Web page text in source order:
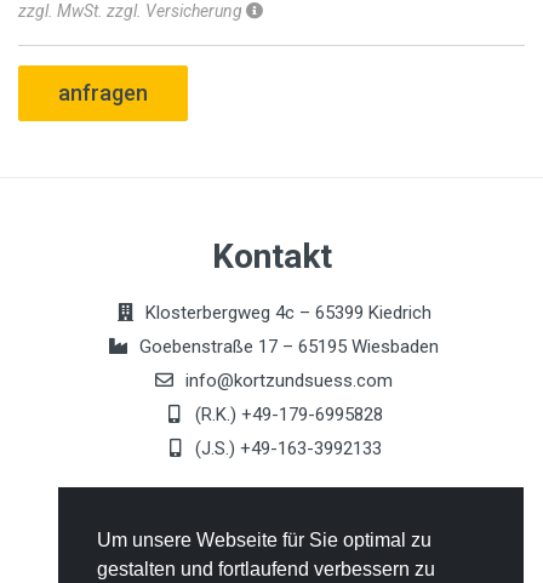
Um unsere Webseite für Sie optimal zu
gestalten und fortlaufend verbessern zu
zzgl. MwSt. zzgl. Versicherung
anfragen
Kontakt
Klosterbergweg 4c – 65399 Kiedrich
Goebenstraße 17 – 65195 Wiesbaden
info@kortzundsuess.com
(R.K.) +49-179-6995828
(J.S.) +49-163-3992133
Allgemeines
Kontakt